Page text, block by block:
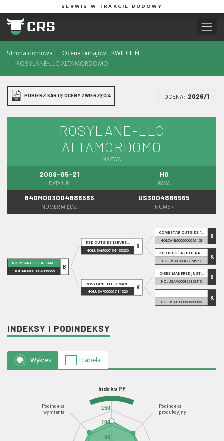
SERWIS W TRAKCIE BUDOWY
Strona domowa
Ocena buhajów - KWIECIEŃ
ROSYLANE-LLC ALTAMORDOMO
POBIERZ KARTĘ OCENY ZWIERZĘCIA OCENA: 2026/1
ROSYLANE-LLC
ALTAMORDOMO
NAZWA
2009-05-21
DATA UR.
HO
RASA
840M003004886565
NUMER MIĘDZ.
US3004886565
NUMER
ROSYLANE-LLC ALTAM...
HOL840M003004886565
B
KED OUTSIDE JEEVES...
HOLUSAM000134438230 B
ROSYLANE-LLC O MAN...
HOLUSAF000062114320
K
COMESTAR OUTSIDE *...
HOLCANM000006026421
B
KED DUSTER JULIENN...
HOLUSAF000127151957
K
O-BEE MANFRED JUST...
HOLUSAM000122358313
B
-
HOLUSAF000060680056 K
INDEKSY I PODINDEKSY
Wykres Tabela
Indeks PF
Podindeks
produkcyjny
Podindeks
wymienia
50
100
150